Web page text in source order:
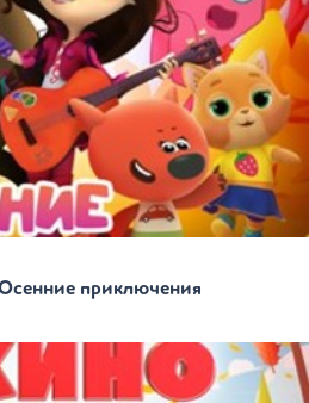
приключения